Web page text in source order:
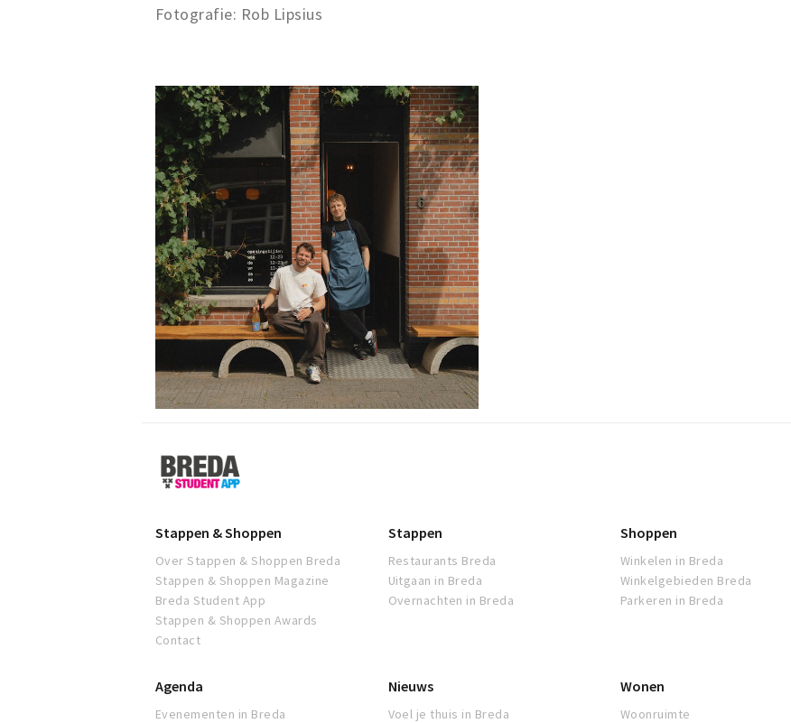
Fotografie: Rob Lipsius
Breda
Student
App
Stappen & Shoppen
Over Stappen & Shoppen Breda
Stappen & Shoppen Magazine
Breda Student App
Stappen & Shoppen Awards
Contact
Stappen
Restaurants Breda
Uitgaan in Breda
Overnachten in Breda
Shoppen
Winkelen in Breda
Winkelgebieden Breda
Parkeren in Breda
Agenda
Evenementen in Breda
Nieuws
Voel je thuis in Breda
Wonen
Woonruimte